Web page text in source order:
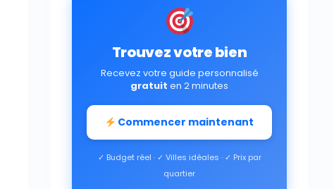
Trouvez votre bien
Recevez votre guide personnalisé
gratuit en 2 minutes
Commencer maintenant
✓ Budget réel · ✓ Villes idéales · ✓ Prix par
quartier